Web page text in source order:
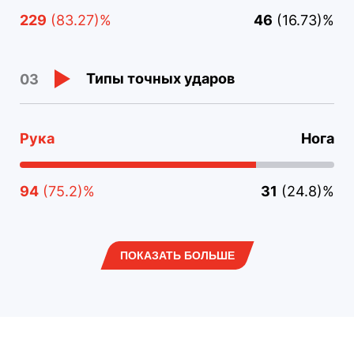
229 (83.27)% 46 (16.73)%
03 Типы точных ударов
Рука Нога
94 (75.2)% 31 (24.8)%
ПОКАЗАТЬ БОЛЬШЕ